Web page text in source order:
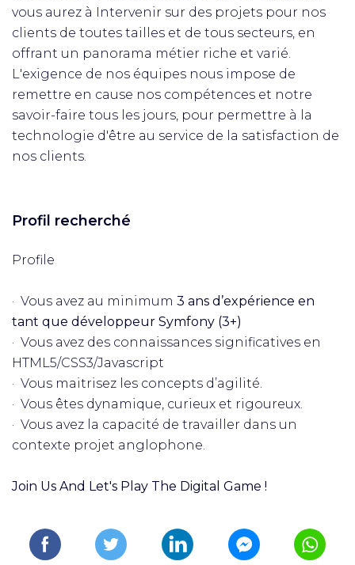
vous aurez à Intervenir sur des projets pour nos
clients de toutes tailles et de tous secteurs, en
offrant un panorama métier riche et varié.
L'exigence de nos équipes nous impose de
remettre en cause nos compétences et notre
savoir-faire tous les jours, pour permettre à la
technologie d'être au service de la satisfaction de
nos clients.
Profil recherché
Profile
· Vous avez au minimum 3 ans d’expérience en
tant que développeur Symfony (3+)
· Vous avez des connaissances significatives en
HTML5/CSS3/Javascript
· Vous maitrisez les concepts d’agilité.
· Vous êtes dynamique, curieux et rigoureux.
· Vous avez la capacité de travailler dans un
contexte projet anglophone.
Join Us And Let's Play The Digital Game !